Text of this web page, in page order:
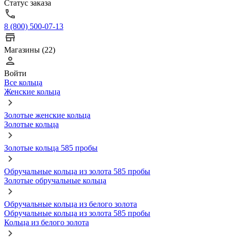
Статус заказа
8 (800) 500-07-13
Магазины (22)
Войти
Все кольца
Женские кольца
Золотые женские кольца
Золотые кольца
Золотые кольца 585 пробы
Обручальные кольца из золота 585 пробы
Золотые обручальные кольца
Обручальные кольца из белого золота
Обручальные кольца из золота 585 пробы
Кольца из белого золота